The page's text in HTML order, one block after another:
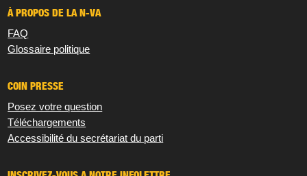
À PROPOS DE LA N-VA
FAQ
Glossaire politique
COIN PRESSE
Posez votre question
Téléchargements
Accessibilité du secrétariat du parti